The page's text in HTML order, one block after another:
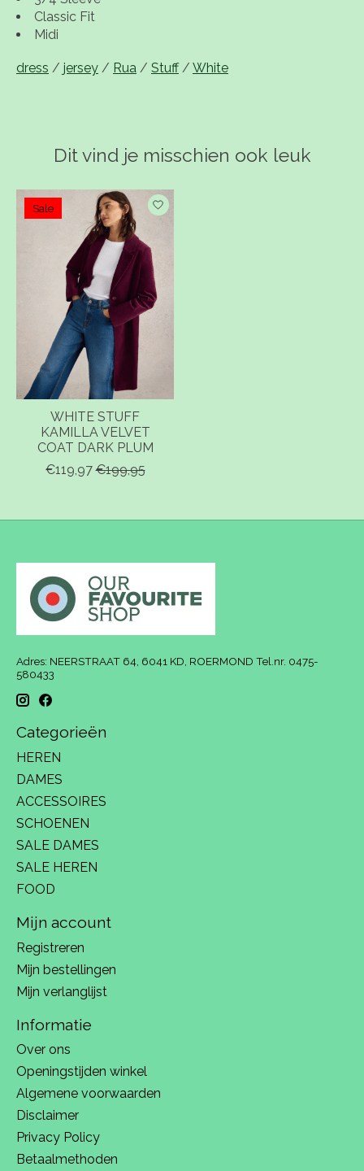
Classic Fit
Midi
dress / jersey / Rua / Stuff/ White
Dit vind je misschien ook leuk
Items van productcarrousel
Sale
WHITE STUFF
KAMILLA VELVET
COAT DARK PLUM
€119,97 €199,95
Adres: NEERSTRAAT 64, 6041 KD, ROERMOND Tel.nr. 0475-
580433
Categorieën
HEREN
DAMES
ACCESSOIRES
SCHOENEN
SALE DAMES
SALE HEREN
FOOD
Mijn account
Registreren
Mijn bestellingen
Mijn verlanglijst
Informatie
Over ons
Openingstijden winkel
Algemene voorwaarden
Disclaimer
Privacy Policy
Betaalmethoden